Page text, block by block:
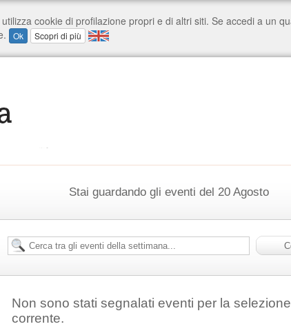
Stai guardando gli eventi del 20 Agosto
Non sono stati segnalati eventi per la selezione
corrente.